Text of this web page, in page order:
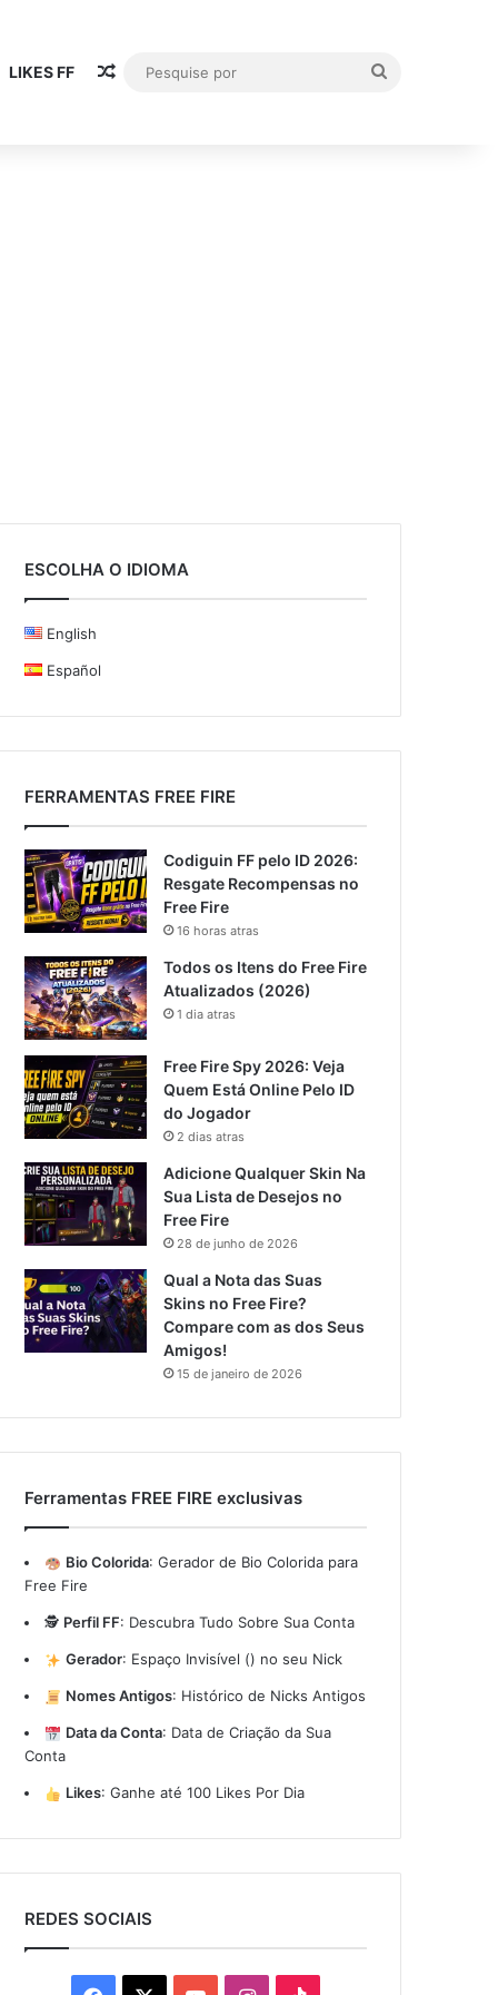
LIKES FF Artigo aleatório
ESCOLHA O IDIOMA
English
Español
FERRAMENTAS FREE FIRE
Codiguin FF pelo ID 2026:
Resgate Recompensas no
Free Fire
16 horas atras
Todos os Itens do Free Fire
Atualizados (2026)
1 dia atras
Free Fire Spy 2026: Veja
Quem Está Online Pelo ID
do Jogador
2 dias atras
Adicione Qualquer Skin Na
Sua Lista de Desejos no
Free Fire
28 de junho de 2026
Qual a Nota das Suas
Skins no Free Fire?
Compare com as dos Seus
Amigos!
15 de janeiro de 2026
Ferramentas FREE FIRE exclusivas
Bio Colorida: Gerador de Bio Colorida para
Free Fire
🕵️ Perfil FF: Descubra Tudo Sobre Sua Conta
Gerador: Espaço Invisível (ㅤ) no seu Nick
Nomes Antigos: Histórico de Nicks Antigos
Data da Conta: Data de Criação da Sua
Conta
Likes: Ganhe até 100 Likes Por Dia
REDES SOCIAIS